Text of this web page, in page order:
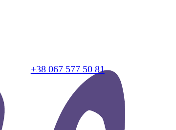
+38 067 577 50 81